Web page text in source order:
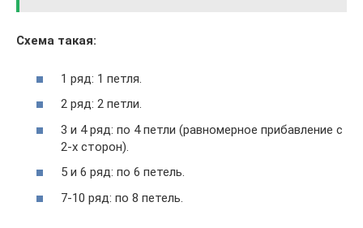
Схема такая:
1 ряд: 1 петля.
2 ряд: 2 петли.
3 и 4 ряд: по 4 петли (равномерное прибавление с
2-х сторон).
5 и 6 ряд: по 6 петель.
7-10 ряд: по 8 петель.